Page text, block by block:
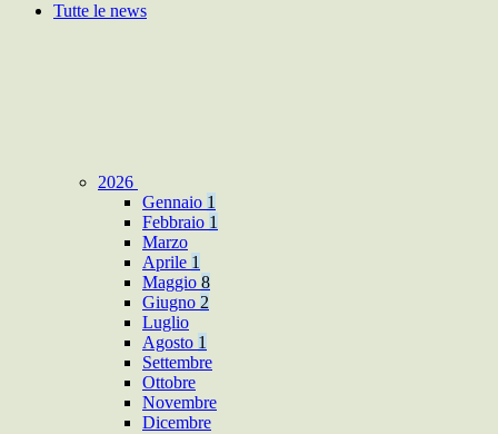
Tutte le news
2026
Gennaio 1
Febbraio 1
Marzo
Aprile 1
Maggio 8
Giugno 2
Luglio
Agosto 1
Settembre
Ottobre
Novembre
Dicembre